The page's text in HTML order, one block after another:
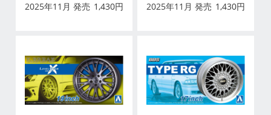
2025年11月 発売 1,430円 2025年11月 発売 1,430円